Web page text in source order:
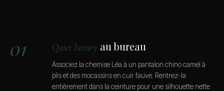
01 Quiet luxury au bureau
Associez la chemise Léa à un pantalon chino camel à
plis et des mocassins en cuir fauve. Rentrez-la
entièrement dans la ceinture pour une silhouette nette